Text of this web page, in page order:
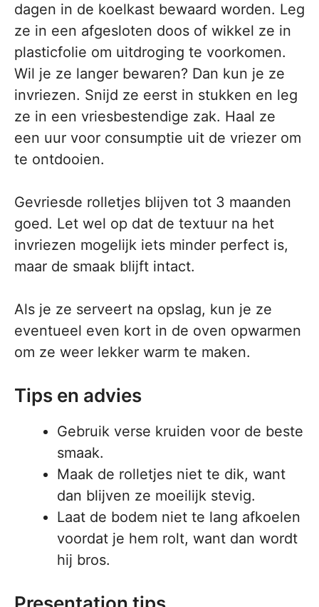
dagen in de koelkast bewaard worden. Leg
ze in een afgesloten doos of wikkel ze in
plasticfolie om uitdroging te voorkomen.
Wil je ze langer bewaren? Dan kun je ze
invriezen. Snijd ze eerst in stukken en leg
ze in een vriesbestendige zak. Haal ze
een uur voor consumptie uit de vriezer om
te ontdooien.
Gevriesde rolletjes blijven tot 3 maanden
goed. Let wel op dat de textuur na het
invriezen mogelijk iets minder perfect is,
maar de smaak blijft intact.
Als je ze serveert na opslag, kun je ze
eventueel even kort in de oven opwarmen
om ze weer lekker warm te maken.
Tips en advies
Gebruik verse kruiden voor de beste
smaak.
Maak de rolletjes niet te dik, want
dan blijven ze moeilijk stevig.
Laat de bodem niet te lang afkoelen
voordat je hem rolt, want dan wordt
hij bros.